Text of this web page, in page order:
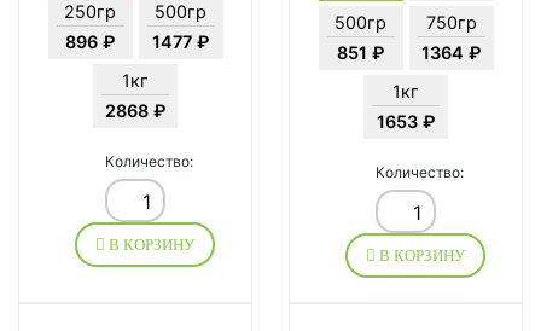
250гр
896 ₽
500гр
1477 ₽
1кг
2868 ₽
Количество:
В КОРЗИНУ
500гр
851 ₽
750гр
1364 ₽
1кг
1653 ₽
Количество:
В КОРЗИНУ